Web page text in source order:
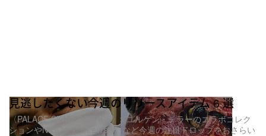
見逃したくない今週のリリースアイテム 6 選
〈PALACE SKATEBOARDS〉x ユルゲン・テラーのコラボコレク
ションやNIGO®️ x 〈Levi’s®〉など今週の注目ドロップをおさらい